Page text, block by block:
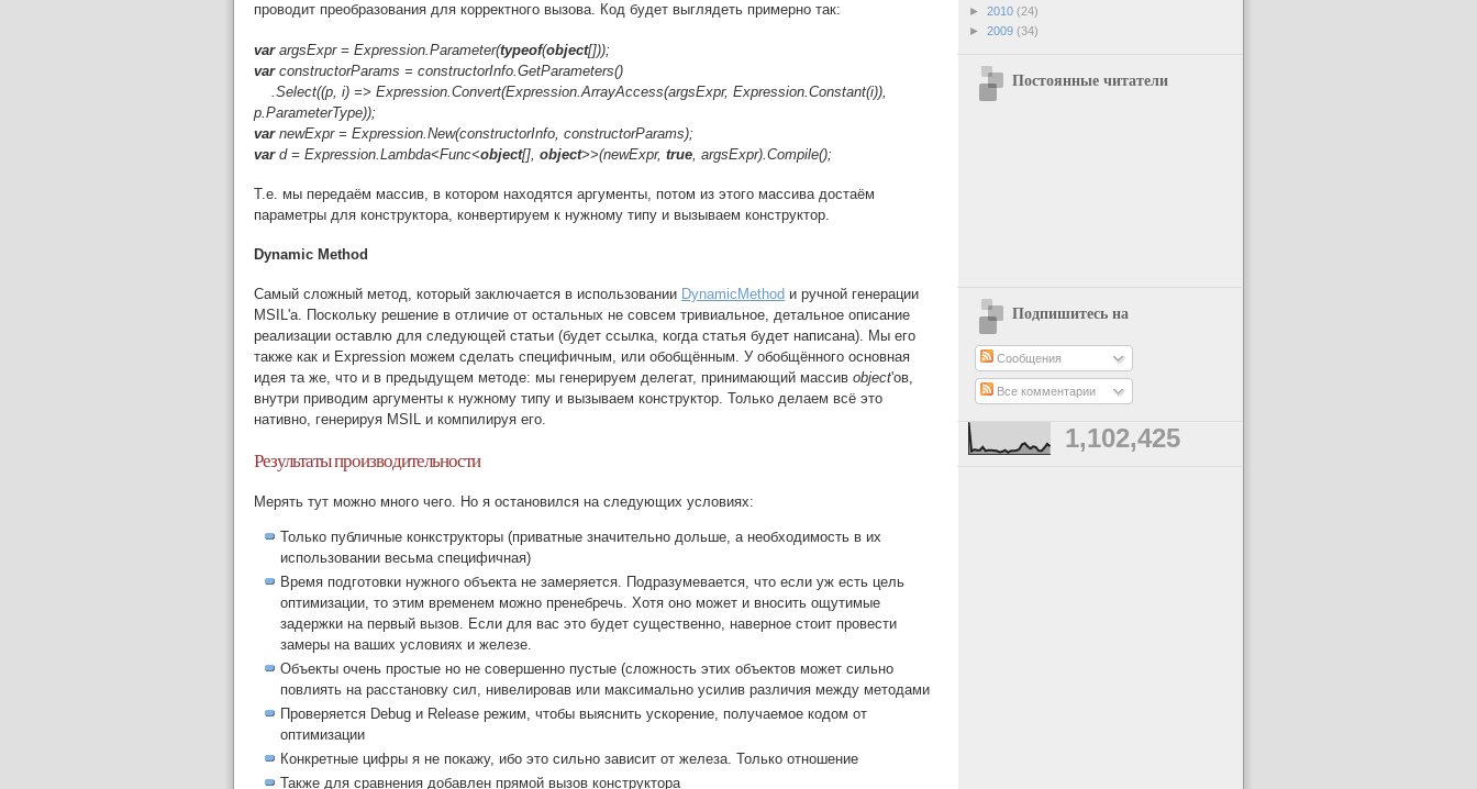
проводит преобразования для корректного вызова. Код будет выглядеть примерно так:
var argsExpr = Expression.Parameter(typeof(object[]));
var constructorParams = constructorInfo.GetParameters()
.Select((p, i) => Expression.Convert(Expression.ArrayAccess(argsExpr, Expression.Constant(i)),
p.ParameterType));
varnewExpr = Expression.New(constructorInfo, constructorParams);
var d = Expression.Lambda<Func<object[], object>>(newExpr, true , argsExpr).Compile();
Т.е. мы передаём массив, в котором находятся аргументы, потом из этого массива достаём
параметры для конструктора, конвертируем к нужному типу и вызываем конструктор.
Dynamic Method
Самый сложный метод, который заключается в использовании DynamicMethod и ручной генерации
MSIL'а. Поскольку решение в отличие от остальных не совсем тривиальное, детальное описание
реализации оставлю для следующей статьи (будет ссылка, когда статья будет написана). Мы его
также как и Expression можем сделать специфичным, или обобщённым. У обобщённого основная
идея та же, что и в предыдущем методе: мы генерируем делегат, принимающий массив object'ов,
внутри приводим аргументы к нужному типу и вызываем конструктор. Только делаем всё это
нативно, генерируя MSIL и компилируя его.
Результаты производительности
Мерять тут можно много чего. Но я остановился на следующих условиях:
Только публичные конкструкторы (приватные значительно дольше, а необходимость в их
использовании весьма специфичная)
Время подготовки нужного объекта не замеряется. Подразумевается, что если уж есть цель
оптимизации, то этим временем можно пренебречь. Хотя оно может и вносить ощутимые
задержки на первый вызов. Если для вас это будет существенно, наверное стоит провести
замеры на ваших условиях и железе.
Объекты очень простые но не совершенно пустые (сложность этих объектов может сильно
повлиять на расстановку сил, нивелировав или максимально усилив различия между методами
Проверяется Debug и Release режим, чтобы выяснить ускорение, получаемое кодом от
оптимизации
Конкретные цифры я не покажу, ибо это сильно зависит от железа. Только отношение
Также для сравнения добавлен прямой вызов конструктора
► 2010 (24)
► 2009 (34)
Постоянные читатели
Подпишитесь на
Сообщения
Все комментарии
1,102,425